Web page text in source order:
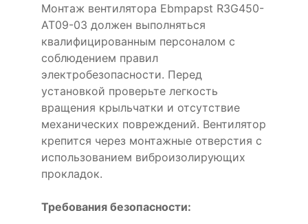
Монтаж вентилятора Ebmpapst R3G450-
AT09-03 должен выполняться
квалифицированным персоналом с
соблюдением правил
электробезопасности. Перед
установкой проверьте легкость
вращения крыльчатки и отсутствие
механических повреждений. Вентилятор
крепится через монтажные отверстия с
использованием виброизолирующих
прокладок.
Требования безопасности: